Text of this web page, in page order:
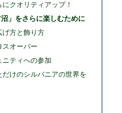
クオリティアップ！
沼」をさらに楽しむために
げ方と飾り方
スオーバー
ニティへの参加
だけのシルバニアの世界を